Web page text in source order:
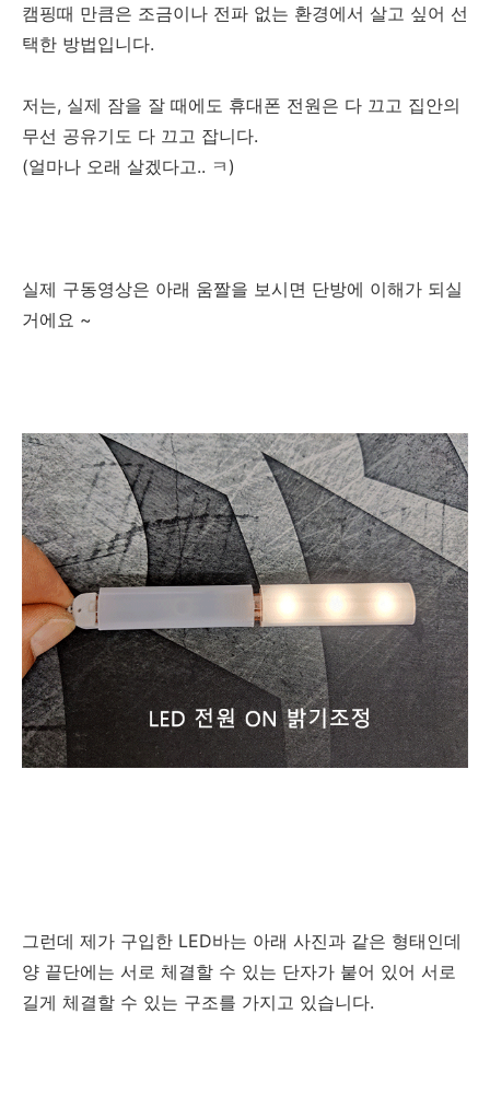
캠핑때 만큼은 조금이나 전파 없는 환경에서 살고 싶어 선
택한 방법입니다.
저는, 실제 잠을 잘 때에도 휴대폰 전원은 다 끄고 집안의
무선 공유기도 다 끄고 잡니다.
(얼마나 오래 살겠다고.. ㅋ)
실제 구동영상은 아래 움짤을 보시면 단방에 이해가 되실
거에요 ~
그런데 제가 구입한 LED바는 아래 사진과 같은 형태인데
양 끝단에는 서로 체결할 수 있는 단자가 붙어 있어 서로
길게 체결할 수 있는 구조를 가지고 있습니다.